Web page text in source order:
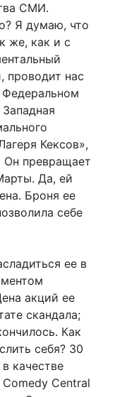
СМИ.
Я думаю, что
же, как и с
проводит нас
Федеральном
Кексов»,
Он превращает
Да, ей
Броня ее
себе
ее в
акций ее
скандала;
Как
себя? 30
качестве
Central